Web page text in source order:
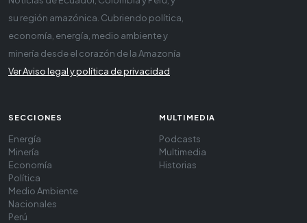
su región amazónica. Cubriendo política,
economía, energía, medio ambiente y
minería desde el corazón de la Amazonía
Ver Aviso legal y política de privacidad
SECCIONES
Energía
Minería
Economía
Política
Medio Ambiente
Nacionales
Perú
MULTIMEDIA
Podcasts
Multimedia
Historias